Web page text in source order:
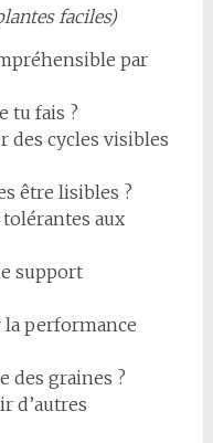
faciles)
par
tu fais ?
cycles visibles
être lisibles ?
aux
support
la performance
des graines ?
d’autres